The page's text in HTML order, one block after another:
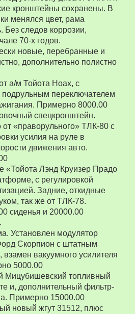
кронштейны сохранены. В
менялся цвет, рама
Без следов коррозии,
70-х годов.
новые, перебранные и
дополнительно полистно
а/м Тойота Ноах, с
подрульным переключателем
Примерно 8000.00
спецкронштейн.
от «праворульного» ТЛК-80 с
усилия на руле в
движения авто.
«Тойота Лэнд Круизер Прадо
с регулировкой
Задние, откидные
так же от ТЛК-78.
сиденья и 20000.00
Установлен модулятор
Скорпион с штатным
вакуумного усилителя
5000.00
Мицубишевский топливный
и, дополнительный фильтр-
Примерно 15000.00
новый жгут 31512, плюс